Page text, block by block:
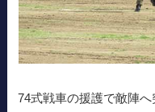
74式戦車の援護で敵陣